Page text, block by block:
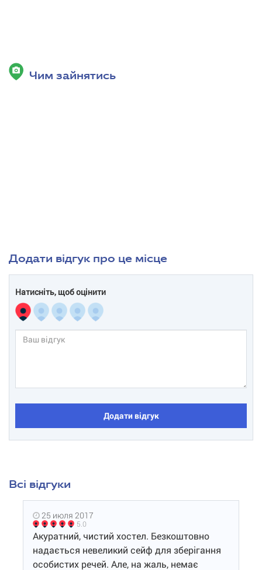
Чим зайнятись
Додати відгук про це місце
Натисніть, щоб оцінити
Додати відгук
Всі відгуки
25 июля 2017
5.0
Акуратний, чистий хостел. Безкоштовно
надається невеликий сейф для зберігання
особистих речей. Але, на жаль, немає